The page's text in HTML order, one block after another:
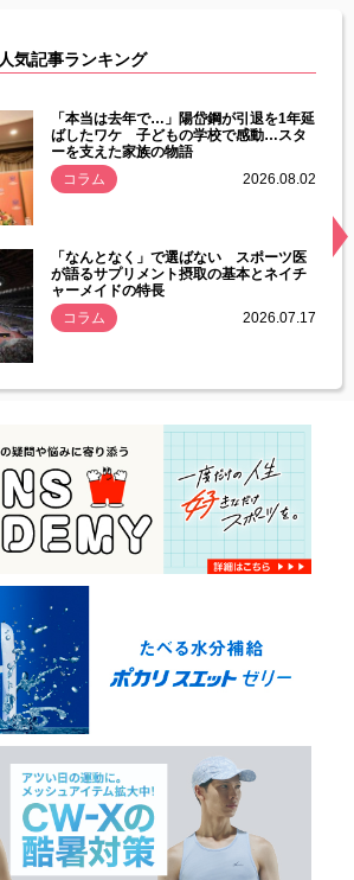
人気記事ランキング
「本当は去年で…」陽岱鋼が引退を1年延
ばしたワケ 子どもの学校で感動…スタ
ーを支えた家族の物語
コラム
2026.08.02
「なんとなく」で選ばない スポーツ医
が語るサプリメント摂取の基本とネイチ
ャーメイドの特長
コラム
2026.07.17